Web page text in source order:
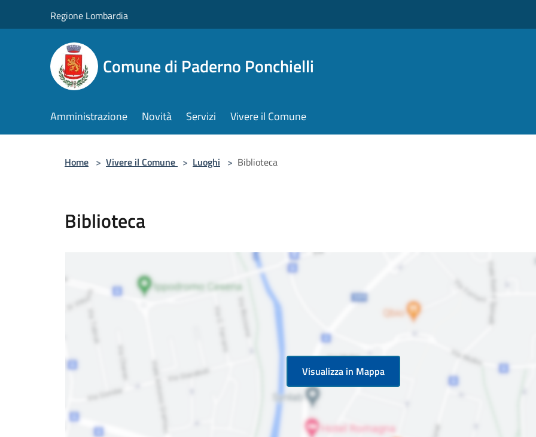
Regione Lombardia
Comune di Paderno Ponchielli
Amministrazione Novità Servizi Vivere il Comune
Home > Vivere il Comune > Luoghi > Biblioteca
Biblioteca
Visualizza in Mappa